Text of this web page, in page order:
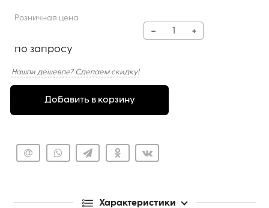
Розничная цена
по запросу
− +
Нашли дешевле? Сделаем скидку!
Добавить в корзину
Характеристики